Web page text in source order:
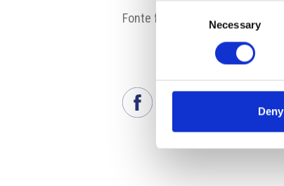
Selection
Necessary
Deny
Fonte fotografia: FCA